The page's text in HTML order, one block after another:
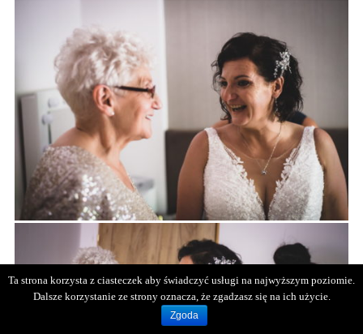
Ta strona korzysta z ciasteczek aby świadczyć usługi na najwyższym poziomie.
Dalsze korzystanie ze strony oznacza, że zgadzasz się na ich użycie.
Zgoda